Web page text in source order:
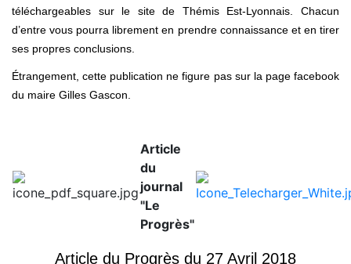
téléchargeables sur le site de Thémis Est-Lyonnais. Chacun
d’entre vous pourra librement en prendre connaissance et en tirer
ses propres conclusions.
Étrangement, cette publication ne figure pas sur la page facebook
du maire Gilles Gascon.
Article
du
journal
"Le
Progrès"
Article du Progrès du 27 Avril 2018